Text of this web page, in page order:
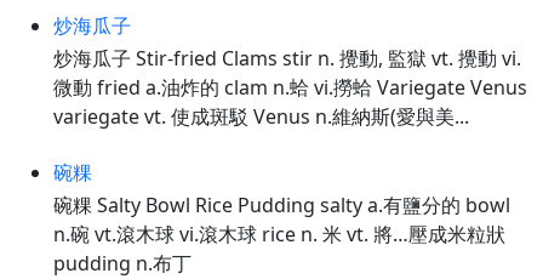
炒海瓜子
炒海瓜子 Stir-fried Clams stir n. 攪動, 監獄 vt. 攪動 vi.
微動 fried a.油炸的 clam n.蛤 vi.撈蛤 Variegate Venus
variegate vt. 使成斑駁 Venus n.維納斯(愛與美...
碗粿
碗粿 Salty Bowl Rice Pudding salty a.有鹽分的 bowl
n.碗 vt.滾木球 vi.滾木球 rice n. 米 vt. 將…壓成米粒狀
pudding n.布丁